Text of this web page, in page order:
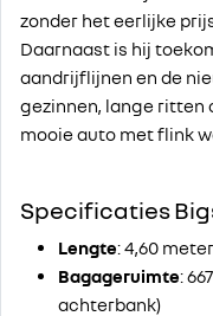
zonder het eerlijke
Daarnaast is hij
aandrijflijnen en de
gezinnen, lange ritten
mooie auto met flink
Specificaties
Lengte: 4,60 meter
Bagageruimte:
achterbank)